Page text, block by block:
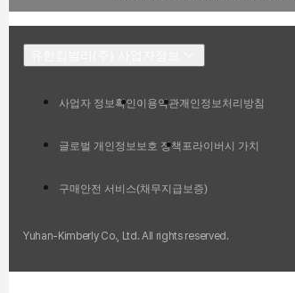
사업자 정보확인 이용약관개인정보처리방침
글로벌 개인정보보호 정책 프라이버시 가치
구매안전 서비스(채무지급보증)
Yuhan-Kimberly Co., Ltd. All rights reserved.